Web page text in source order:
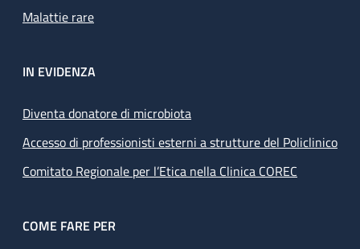
Malattie rare
IN EVIDENZA
Diventa donatore di microbiota
Accesso di professionisti esterni a strutture del Policlinico
Comitato Regionale per l’Etica nella Clinica COREC
COME FARE PER